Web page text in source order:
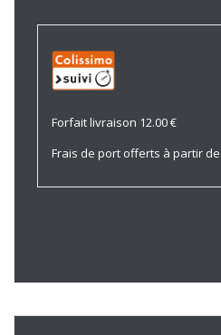
Forfait livraison 12.00 €
Frais de port offerts à partir de